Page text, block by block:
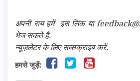
अपनी राय हमें इस लिंक या
भेज सकते हैं.
न्यूज़लेटर के लिए सब्सक्राइब करें.
हमसे जुड़ें: